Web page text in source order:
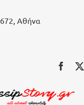
Αθήνα